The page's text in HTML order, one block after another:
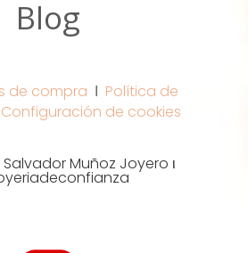
Blog
de compra Ι Política de
Configuración de cookies
Salvador Muñoz Joyero ι